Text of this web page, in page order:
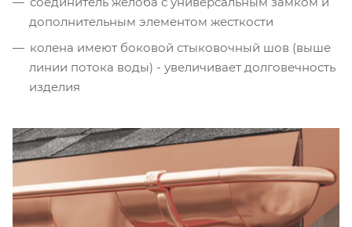
дополнительным элементом жесткости
колена имеют боковой стыковочный шов (выше
линии потока воды) - увеличивает долговечность
изделия